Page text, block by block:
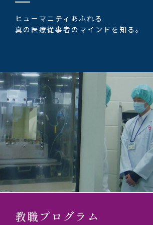
ヒューマニティあふれる
真の医療従事者のマインドを知る。
教職プログラム